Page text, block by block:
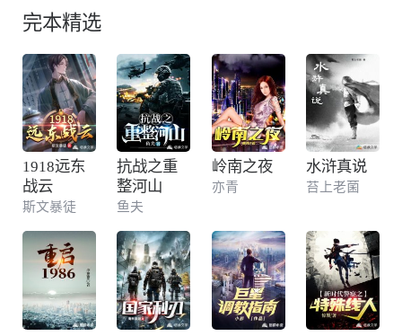
完本精选
1918远东
战云
斯文暴徒
抗战之重
整河山
鱼夫
岭南之夜
亦青
水浒真说
苔上老菌